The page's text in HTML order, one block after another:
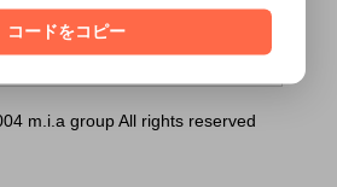
[ はい ] [ いいえ ]
m.i.a group All rights reserved
コードをコピー